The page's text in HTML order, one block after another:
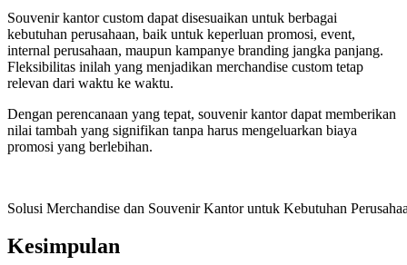
Souvenir kantor custom dapat disesuaikan untuk berbagai
kebutuhan perusahaan, baik untuk keperluan promosi, event,
internal perusahaan, maupun kampanye branding jangka panjang.
Fleksibilitas inilah yang menjadikan merchandise custom tetap
relevan dari waktu ke waktu.
Dengan perencanaan yang tepat, souvenir kantor dapat memberikan
nilai tambah yang signifikan tanpa harus mengeluarkan biaya
promosi yang berlebihan.
Solusi Merchandise dan Souvenir Kantor untuk Kebutuhan
Kesimpulan